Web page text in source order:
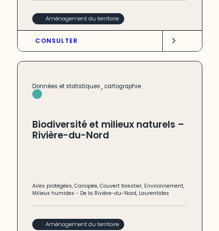
Aménagement du territoire
CONSULTER
Données et statistiques, cartographie
Biodiversité et milieux naturels –
Rivière-du-Nord
Aires protégées,Canopée,Couvert forestier, Environnement,
Milieux humides - De la Rivière-du-Nord, Laurentides
Aménagement du territoire